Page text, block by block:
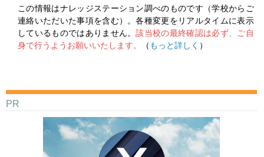
この情報はナレッジステーション調べのものです（学校からご
連絡いただいた事項を含む）。各種変更をリアルタイムに表示
しているものではありません。該当校の最終確認は必ず、ご自
身で行うようお願いいたします。
（ もっと詳しく ）
PR